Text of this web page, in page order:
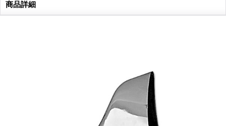
商品詳細